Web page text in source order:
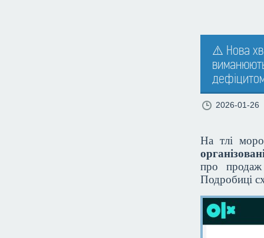
⚠️ Нова
2026-01-26
На тлі
про
Подробиці